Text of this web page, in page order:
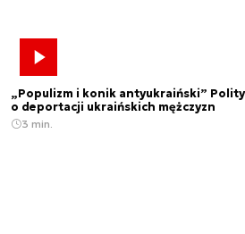
„Populizm i konik antyukraiński”
o deportacji ukraińskich mężczyzn
3 min.